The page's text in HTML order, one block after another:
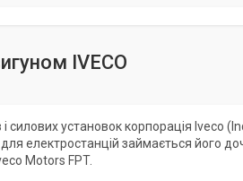
IVECO
і силових установок корпорація Iveco
електростанцій займається його
Motors FPT.